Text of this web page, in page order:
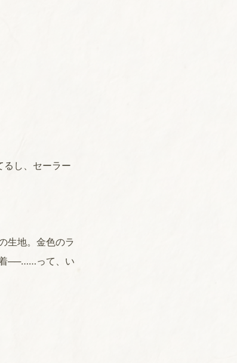
し、セーラー
生地。金色のラ
着──……って、い